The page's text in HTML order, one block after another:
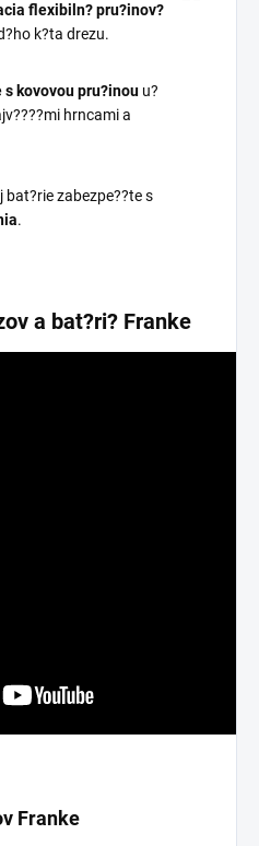
flexibiln? pru?inov?
k?ta drezu.
s kovovou pru?inou u?
hrncami a
bat?rie zabezpe??te s
.
a bat?ri? Franke
Franke